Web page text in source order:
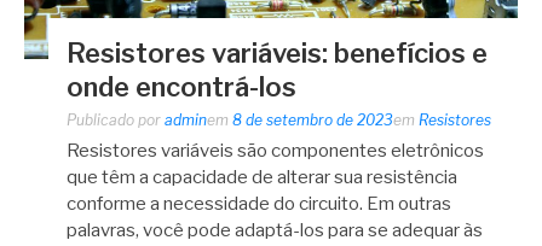
Resistores variáveis: benefícios e
onde encontrá-los
Publicado por adminem 8 de setembro de 2023em Resistores
Resistores variáveis são componentes eletrônicos
que têm a capacidade de alterar sua resistência
conforme a necessidade do circuito. Em outras
palavras, você pode adaptá-los para se adequar às